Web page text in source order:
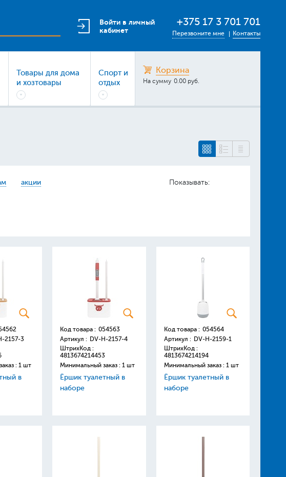
Войти в личный
кабинет
+375 17 3 701 701
Перезвоните мне Контакты
Товары для дома
и хозтовары
Спорт и
отдых
Корзина
На сумму 0.00 руб.
акции Показывать:
2157-3
: 1 шт
в
Код товара : 054563
Артикул : DV-H-2157-4
ШтрихКод :
4813674214453
Минимальный заказ : 1 шт
Ёршик туалетный в
наборе
Код товара : 054564
Артикул : DV-H-2159-1
ШтрихКод :
4813674214194
Минимальный заказ : 1 шт
Ёршик туалетный в
наборе